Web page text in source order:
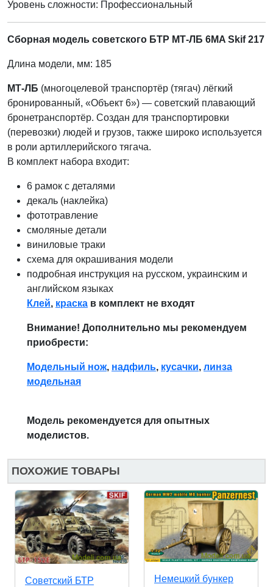
Уровень сложности: Профессиональный
Сборная модель советского БТР МТ-ЛБ 6MA Skif 217
Длина модели, мм: 185
МТ-ЛБ (многоцелевой транспортёр (тягач) лёгкий
бронированный, «Объект 6») — советский плавающий
бронетранспортёр. Создан для транспортировки
(перевозки) людей и грузов, также широко используется
в роли артиллерийского тягача.
В комплект набора входит:
6 рамок с деталями
декаль (наклейка)
фототравление
смоляные детали
виниловые траки
схема для окрашивания модели
подробная инструкция на русском, украинским и
английском языках
Клей, краска в комплект не входят
Внимание! Дополнительно мы рекомендуем
приобрести:
Модельный нож, надфиль, кусачки, линза
модельная
Модель рекомендуется для опытных
моделистов.
ПОХОЖИЕ ТОВАРЫ
Советский БТР
Немецкий бункер